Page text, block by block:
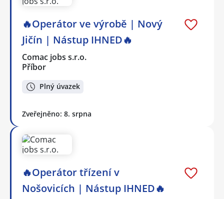
🔥Operátor ve výrobě | Nový
Jičín | Nástup IHNED🔥
Comac jobs s.r.o.
Příbor
Plný úvazek
Zveřejněno: 8. srpna
🔥Operátor třízení v
Nošovicích | Nástup IHNED🔥